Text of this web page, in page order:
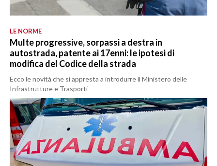
LE NORME
Multe progressive, sorpassi a destra in
autostrada, patente ai 17enni: le ipotesi di
modifica del Codice della strada
Ecco le novità che si appresta a introdurre il Ministero delle
Infrastrutture e Trasporti